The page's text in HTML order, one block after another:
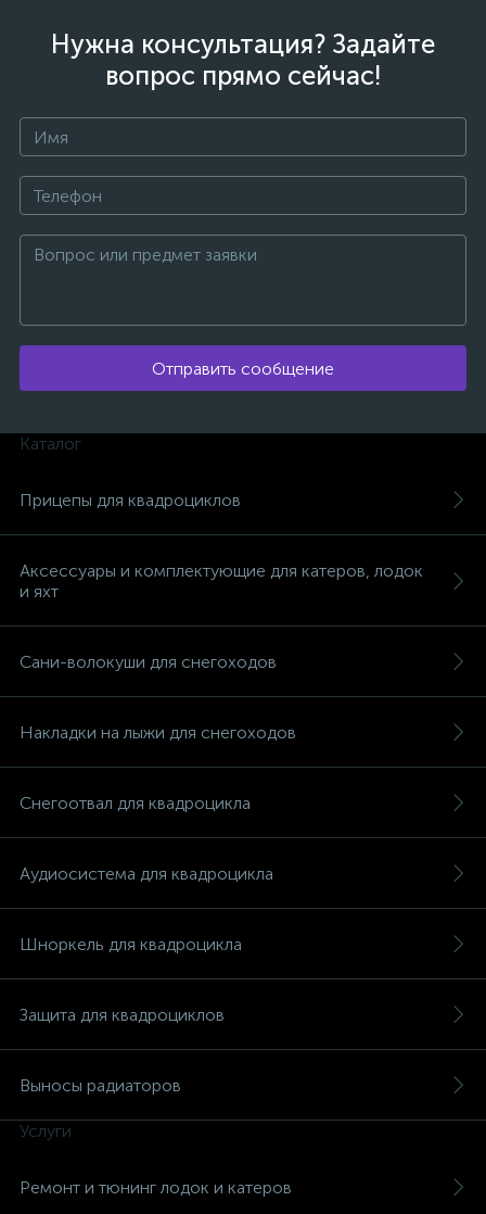
Нужна консультация? Задайте
вопрос прямо сейчас!
Отправить сообщение
Каталог
Прицепы для квадроциклов
Аксессуары и комплектующие для катеров, лодок
и яхт
Сани-волокуши для снегоходов
Накладки на лыжи для снегоходов
Снегоотвал для квадроцикла
Аудиосистема для квадроцикла
Шноркель для квадроцикла
Защита для квадроциклов
Выносы радиаторов
Услуги
Ремонт и тюнинг лодок и катеров